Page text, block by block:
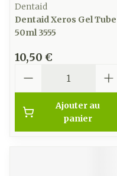
Dentaid
Dentaid Xeros Gel Tube
50ml 3555
10,50 €
Ajouter au
panier